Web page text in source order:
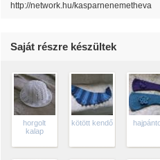
http://network.hu/kasparnenemetheva
Saját részre készültek
horgolt
kalap
kötött kendő